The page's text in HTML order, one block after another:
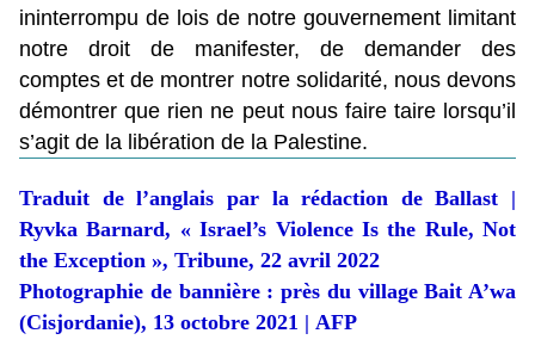
ininterrompu de lois de notre gouvernement limitant
notre droit de manifester, de demander des
comptes et de montrer notre solidarité, nous devons
démontrer que rien ne peut nous faire taire lorsqu’il
s’agit de la libération de la Palestine.
Traduit de l’anglais par la rédaction de Ballast |
Ryvka Barnard, « Israel’s Violence Is the Rule, Not
the Exception », Tribune, 22 avril 2022
Photographie de bannière : près du village Bait A’wa
(Cisjordanie), 13 octobre 2021 | AFP